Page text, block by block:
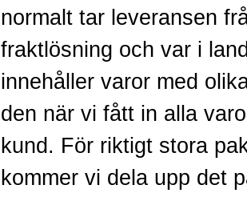
normalt tar leveransen
fraktlösning och var i
innehåller varor med
den när vi fått in alla
kund. För riktigt stora
kommer vi dela upp det